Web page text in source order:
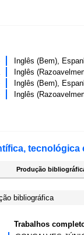
Inglês (Bem),
Inglês
Inglês (Bem),
Inglês
tecnológica
Produção
bibliográfica
Trabalhos